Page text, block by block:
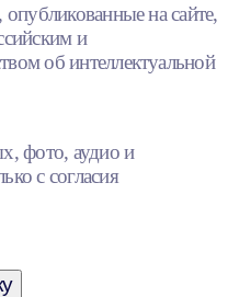
на сайте,
и
об интеллектуальной
фото, аудио и
с согласия